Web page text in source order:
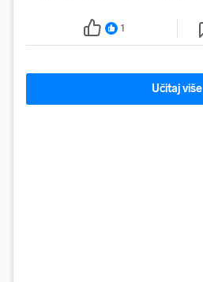
ga je naručio Uskok i da je dio spisa
1
Učitaj više